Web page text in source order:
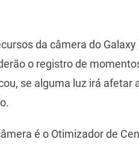
da câmera do
o registro de
se alguma luz irá afetar
é o Otimizador de